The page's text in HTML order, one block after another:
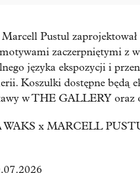
Pustul
zaczerpniętymi z
języka ekspozycji i
Koszulki dostępne będą
w THE GALLERY oraz
x MARCELL